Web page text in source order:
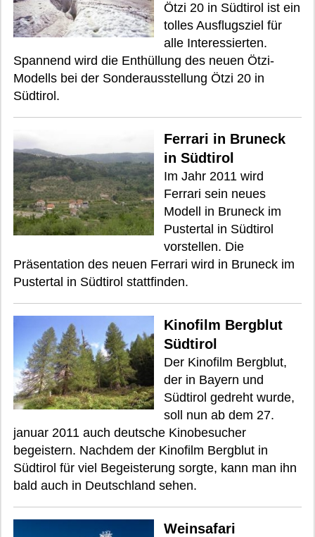
Ötzi 20 in Südtirol ist ein
tolles Ausflugsziel für
alle Interessierten.
Spannend wird die Enthüllung des neuen Ötzi-
Modells bei der Sonderausstellung Ötzi 20 in
Südtirol.
Ferrari in Bruneck
in Südtirol
Im Jahr 2011 wird
Ferrari sein neues
Modell in Bruneck im
Pustertal in Südtirol
vorstellen. Die
Präsentation des neuen Ferrari wird in Bruneck im
Pustertal in Südtirol stattfinden.
Kinofilm Bergblut
Südtirol
Der Kinofilm Bergblut,
der in Bayern und
Südtirol gedreht wurde,
soll nun ab dem 27.
januar 2011 auch deutsche Kinobesucher
begeistern. Nachdem der Kinofilm Bergblut in
Südtirol für viel Begeisterung sorgte, kann man ihn
bald auch in Deutschland sehen.
Weinsafari